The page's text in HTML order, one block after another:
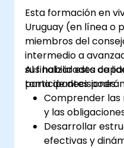
Esta formación en
Uruguay (en línea o
miembros del
intermedio a
sus habilidades de
toma de decisiones.
Al finalizar esta
participantes
Comprender las
y las
Desarrollar
efectivas y